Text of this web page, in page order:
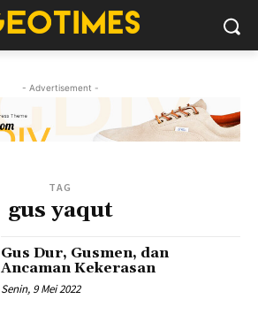
- Advertisement -
TAG
gus yaqut
Gus Dur, Gusmen, dan
Ancaman Kekerasan
Senin, 9 Mei 2022